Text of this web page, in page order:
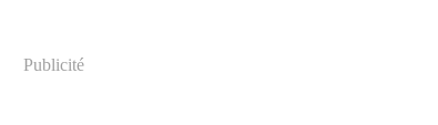
Publicité